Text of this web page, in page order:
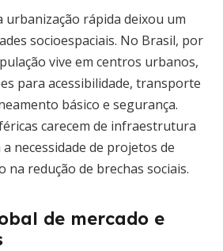
urbanização rápida deixou um
socioespaciais. No Brasil, por
vive em centros urbanos,
para acessibilidade, transporte
básico e segurança.
carecem de infraestrutura
necessidade de projetos de
na redução de brechas sociais.
de mercado e